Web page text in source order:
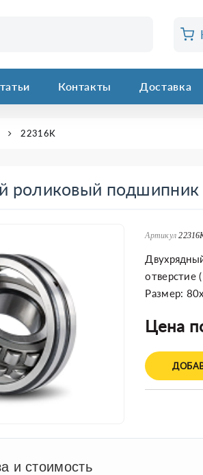
Контакты Доставка
22316K
роликовый
Артикул
отверстие
Размер:
Цена
и стоимость